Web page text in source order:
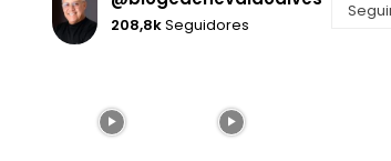
208,8kSeguidores